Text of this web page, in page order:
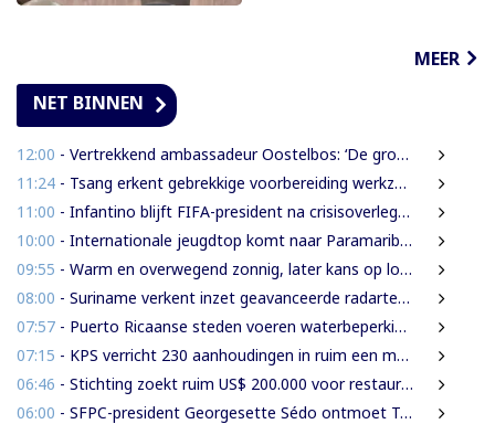
MEER
NET BINNEN
12:00 - Vertrekkend ambassadeur Oostelbos: ‘De grootste rijkdom van Suriname zijn de mensen’
11:24 - Tsang erkent gebrekkige voorbereiding werkzaamheden Domineestraat
11:00 - Infantino blijft FIFA-president na crisisoverleg en biedt excuses aan
10:00 - Internationale jeugdtop komt naar Paramaribo voor BAITALI COTECC U14 Tennis Cup
09:55 - Warm en overwegend zonnig, later kans op lokale onweersbuien
08:00 - Suriname verkent inzet geavanceerde radartechnologie uit Brazilië tegen grenscriminaliteit
07:57 - Puerto Ricaanse steden voeren waterbeperkingen in tijdens recorddroogte
07:15 - KPS verricht 230 aanhoudingen in ruim een maand
06:46 - Stichting zoekt ruim US$ 200.000 voor restauratie woning Nola Hatterman
06:00 - SFPC-president Georgesette Sédo ontmoet Turkse president Erdoğan